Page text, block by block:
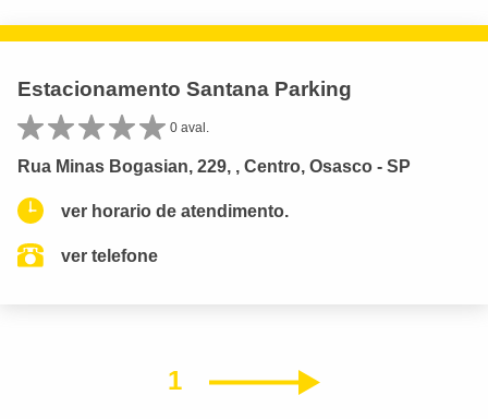
Estacionamento Santana Parking
0 aval.
Rua Minas Bogasian, 229, , Centro, Osasco - SP
ver horario de atendimento.
ver telefone
1 Próximo